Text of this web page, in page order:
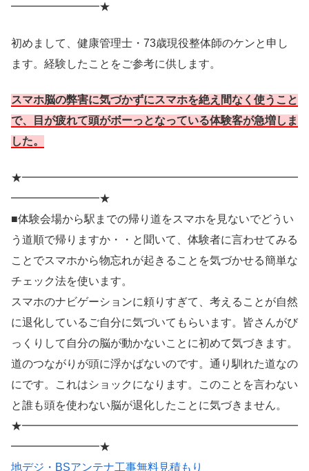
━━━━━━━━★
初めまして、健康管理士・73歳現役整体師のケンと申し
ます。経験したことをご参考に供します。
スマホ脳の弊害に気づかずにスマホを絶え間なく使うこと
で、目が疲れて頭がボーっとなっている体験客が急増しま
した。
★━━━━━━━━━━━━━━━━━━━━━━━━━
━━━━━━━━★
■体験会場から駅までの帰り道をスマホを見ないでどうい
う道順で帰りますか・・と聞いて、体験者に言わせてみる
ことでスマホから物忘れが起きることを気づかせる簡単な
チェック法を使います。
スマホのナビゲーションに頼りすぎて、考えることが自然
に退化しているご自分に気づいてもらいます。皆さんがび
っくりして自分の脳が動かないことに初めて気づきます。
道のつながりが頭に浮かばないのです。通り馴れた道なの
にです。これはショックになります。このことを言わない
と誰も頭を使わない脳が退化したことに気づきません。
★━━━━━━━━━━━━━━━━━━━━━━━━━
━━━━━━━━★
地デジ・BSアンテナ工事無料見積もり